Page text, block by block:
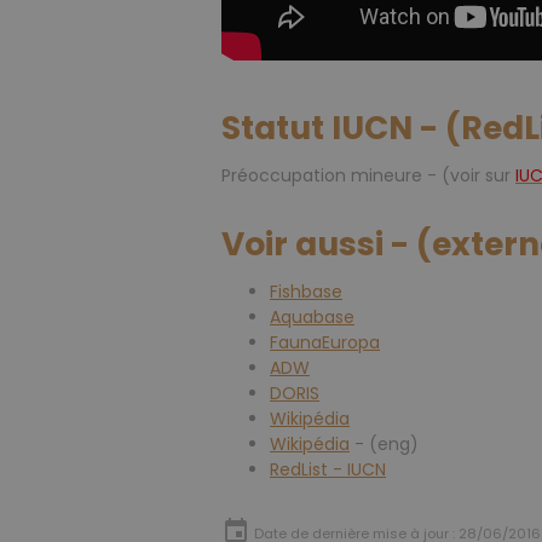
Statut IUCN -
Préoccupation mineure - (voir sur
Voir aussi -
Fishbase
Aquabase
FaunaEuropa
ADW
DORIS
Wikipédia
Wikipédia - (eng)
RedList - IUCN
Date de dernière mise à jour : 28/06/2016